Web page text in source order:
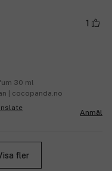
1
30 ml
| cocopanda.no
Anmäl
fler